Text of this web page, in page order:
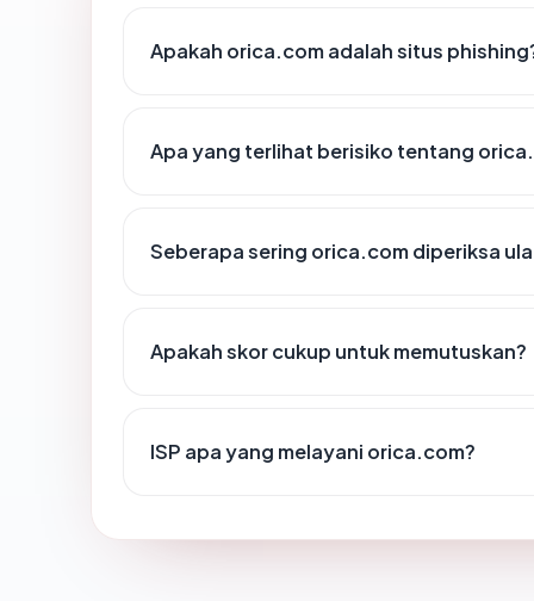
Apakah orica.com adalah situs
Apa yang terlihat berisiko tentang
Seberapa sering orica.com diperiksa
Apakah skor cukup untuk memutuskan?
ISP apa yang melayani orica.com?